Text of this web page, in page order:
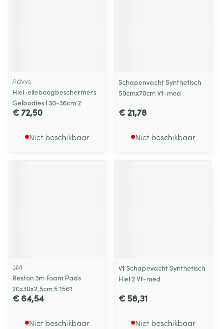
Advys
Hiel-elleboogbeschermers
Gelbodies l 30-36cm 2
€ 72,50
Niet beschikbaar
Schapenvacht Synthetisch
50cmx70cm Vf-med
€ 21,78
Niet beschikbaar
3M
Reston 3m Foam Pads
20x30x2,5cm 5 1561
€ 64,54
Niet beschikbaar
Vf Schapevacht Synthetisch
Hiel 2 Vf-med
€ 58,31
Niet beschikbaar